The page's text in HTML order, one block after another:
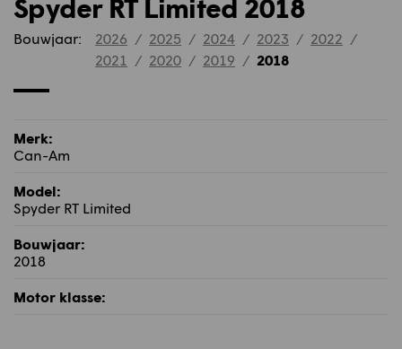
Spyder RT Limited 2018
Bouwjaar: 2026 / 2025 / 2024 / 2023 / 2022 /
2021 / 2020 / 2019 / 2018
Merk:
Can-Am
Model:
Spyder RT Limited
Bouwjaar:
2018
Motor klasse: